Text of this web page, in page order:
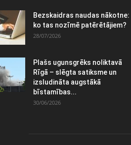
Bezskaidras naudas nākotne:
ko tas nozīmē patērētājiem?
28/07/2026
Plašs ugunsgrēks noliktavā
Rīgā – slēgta satiksme un
izsludināta augstākā
bīstamības...
30/06/2026